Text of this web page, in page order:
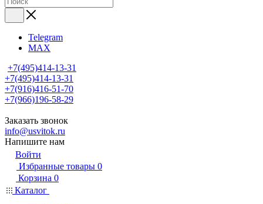
Telegram
MAX
+7(495)414-13-31
+7(495)414-13-31
+7(916)416-51-70
+7(966)196-58-29
Заказать звонок
info@usvitok.ru
Напишите нам
Войти
Избранные товары 0
Корзина 0
Каталог